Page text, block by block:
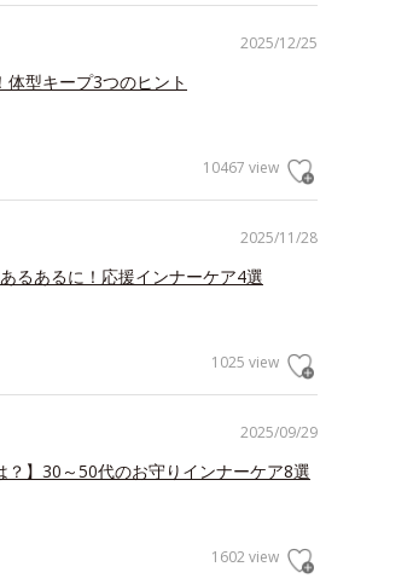
2025/12/25
型キープ3つのヒント
10467 view
2025/11/28
るあるに！応援インナーケア4選
1025 view
2025/09/29
？】30～50代のお守りインナーケア8選
1602 view